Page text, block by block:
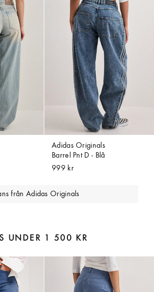
Adidas Originals
Barrel Pnt D - Blå
999 kr
från Adidas Originals
UNDER 1 500 KR